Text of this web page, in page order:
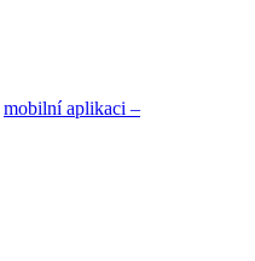
mobilní aplikaci –